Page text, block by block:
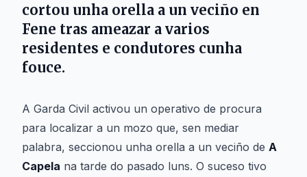
cortou unha orella a un veciño en
Fene tras ameazar a varios
residentes e condutores cunha
fouce.
A Garda Civil activou un operativo de procura
para localizar a un mozo que, sen mediar
palabra, seccionou unha orella a un veciño de A
Capela na tarde do pasado luns. O suceso tivo